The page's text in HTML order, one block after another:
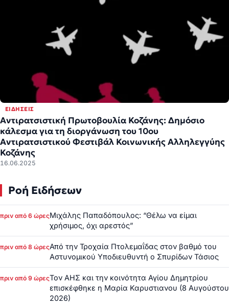
ΕΙΔΉΣΕΙΣ
Αντιρατσιστική Πρωτοβουλία Κοζάνης: Δημόσιο
κάλεσμα για τη διοργάνωση του 10ου
Αντιρατσιστικού Φεστιβάλ Κοινωνικής Αλληλεγγύης
Κοζάνης
16.06.2025
Ροή Ειδήσεων
πριν από 6 ώρεςΜιχάλης Παπαδόπουλος: “Θέλω να είμαι
χρήσιμος, όχι αρεστός”
πριν από 8 ώρεςΑπό την Τροχαία Πτολεμαΐδας στον βαθμό του
Αστυνομικού Υποδιευθυντή ο Σπυρίδων Τάσιος
πριν από 9 ώρεςΤον ΑΗΣ και την κοινότητα Αγίου Δημητρίου
επισκέφθηκε η Μαρία Καρυστιανου (8 Αυγούστου
2026)